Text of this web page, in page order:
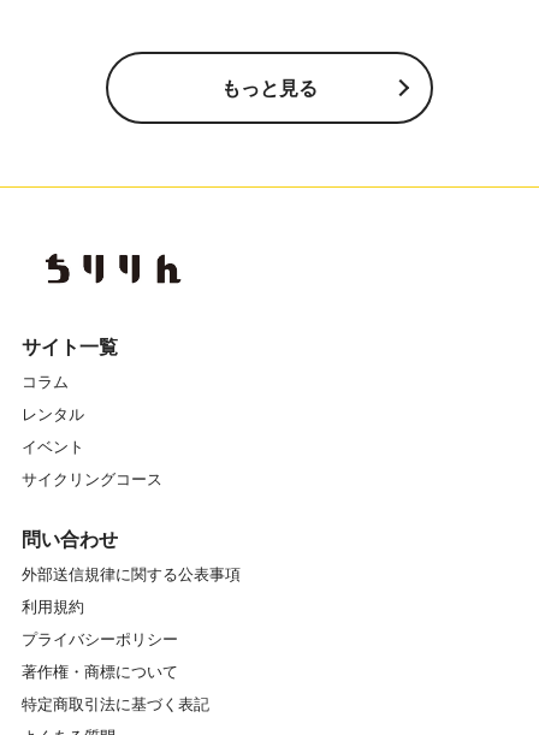
もっと見る
サイト一覧
コラム
レンタル
イベント
サイクリングコース
問い合わせ
外部送信規律に関する公表事項
利用規約
プライバシーポリシー
著作権・商標について
特定商取引法に基づく表記